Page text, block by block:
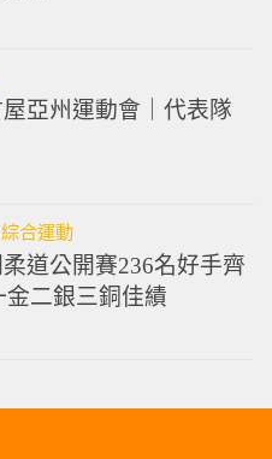
亞州運動會｜代表隊
綜合運動
道公開賽236名好手齊
金二銀三銅佳績